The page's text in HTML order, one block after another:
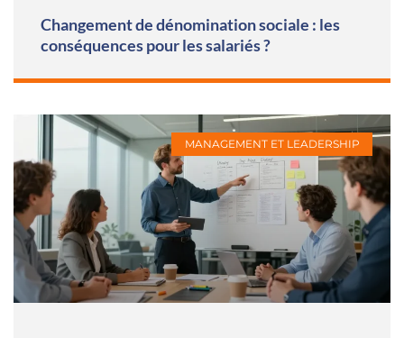
Changement de dénomination sociale : les
conséquences pour les salariés ?
MANAGEMENT ET LEADERSHIP